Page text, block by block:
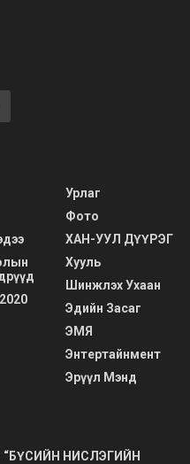
Урлаг
Фото
ХАН-УУЛ ДҮҮРЭГ
Хууль
Шинжлэх Ухаан
Эдийн Засаг
ЭМЯ
Энтертайнмент
Эрүүл Мэнд
НИСЛЭГИЙН